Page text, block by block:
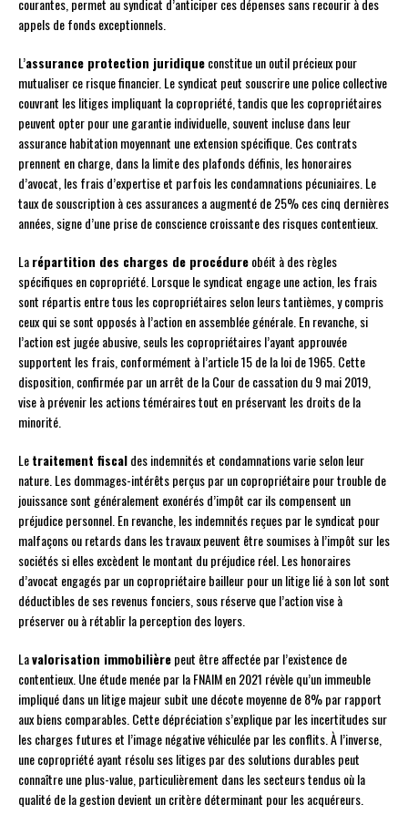
courantes, permet au syndicat d’anticiper ces dépenses sans recourir à des
appels de fonds exceptionnels.
L’assurance protection juridiqueconstitue un outil précieux pour
mutualiser ce risque financier. Le syndicat peut souscrire une police collective
couvrant les litiges impliquant la copropriété, tandis que les copropriétaires
peuvent opter pour une garantie individuelle, souvent incluse dans leur
assurance habitation moyennant une extension spécifique. Ces contrats
prennent en charge, dans la limite des plafonds définis, les honoraires
d’avocat, les frais d’expertise et parfois les condamnations pécuniaires. Le
taux de souscription à ces assurances a augmenté de 25% ces cinq dernières
années, signe d’une prise de conscience croissante des risques contentieux.
Larépartition des charges de procédureobéit à des règles
spécifiques en copropriété. Lorsque le syndicat engage une action, les frais
sont répartis entre tous les copropriétaires selon leurs tantièmes, y compris
ceux qui se sont opposés à l’action en assemblée générale. En revanche, si
l’action est jugée abusive, seuls les copropriétaires l’ayant approuvée
supportent les frais, conformément à l’article 15 de la loi de 1965. Cette
disposition, confirmée par un arrêt de la Cour de cassation du 9 mai 2019,
vise à prévenir les actions téméraires tout en préservant les droits de la
minorité.
Letraitement fiscaldes indemnités et condamnations varie selon leur
nature. Les dommages-intérêts perçus par un copropriétaire pour trouble de
jouissance sont généralement exonérés d’impôt car ils compensent un
préjudice personnel. En revanche, les indemnités reçues par le syndicat pour
malfaçons ou retards dans les travaux peuvent être soumises à l’impôt sur les
sociétés si elles excèdent le montant du préjudice réel. Les honoraires
d’avocat engagés par un copropriétaire bailleur pour un litige lié à son lot sont
déductibles de ses revenus fonciers, sous réserve que l’action vise à
préserver ou à rétablir la perception des loyers.
Lavalorisation immobilièrepeut être affectée par l’existence de
contentieux. Une étude menée par la FNAIM en 2021 révèle qu’un immeuble
impliqué dans un litige majeur subit une décote moyenne de 8% par rapport
aux biens comparables. Cette dépréciation s’explique par les incertitudes sur
les charges futures et l’image négative véhiculée par les conflits. À l’inverse,
une copropriété ayant résolu ses litiges par des solutions durables peut
connaître une plus-value, particulièrement dans les secteurs tendus où la
qualité de la gestion devient un critère déterminant pour les acquéreurs.